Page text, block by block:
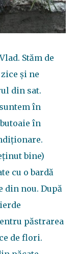
Stăm de
și ne
din sat.
în
în
bine)
cu o bardă
din nou. După
păstrarea
de flori.